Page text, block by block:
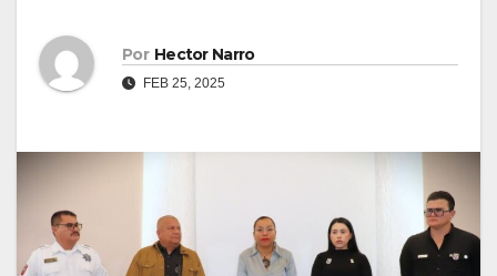
Por Hector Narro
FEB 25, 2025